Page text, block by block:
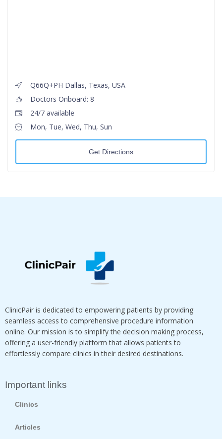
Q66Q+PH Dallas, Texas, USA
Doctors Onboard: 8
24/7 available
Mon, Tue, Wed, Thu, Sun
Get Directions
ClinicPair is dedicated to empowering patients by providing
seamless access to comprehensive procedure information
online. Our mission is to simplify the decision making process,
offering a user-friendly platform that allows patients to
effortlessly compare clinics in their desired destinations.
Important links
Clinics
Articles